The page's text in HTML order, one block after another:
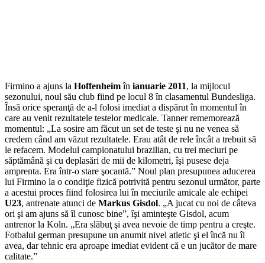
Firmino a ajuns la Hoffenheimîn ianuarie 2011, la mijlocul
sezonului, noul său club fiind pe locul 8 în clasamentul Bundesliga.
Însă orice speranţă de a-l folosi imediat a dispărut în momentul în
care au venit rezultatele testelor medicale. Tanner rememorează
momentul: „La sosire am făcut un set de teste şi nu ne venea să
credem când am văzut rezultatele. Erau atât de rele încât a trebuit să
le refacem. Modelul campionatului brazilian, cu trei meciuri pe
săptămână şi cu deplasări de mii de kilometri, îşi pusese deja
amprenta. Era într-o stare şocantă.” Noul plan presupunea aducerea
lui Firmino la o condiţie fizică potrivită pentru sezonul următor, parte
a acestui proces fiind folosirea lui în meciurile amicale ale echipei
U23, antrenate atunci de Markus Gisdol. „A jucat cu noi de câteva
ori şi am ajuns să îl cunosc bine”, îşi aminteşte Gisdol, acum
antrenor la Koln. „Era slăbuţ şi avea nevoie de timp pentru a creşte.
Fotbalul german presupune un anumit nivel atletic şi el încă nu îl
avea, dar tehnic era aproape imediat evident că e un jucător de mare
calitate.”